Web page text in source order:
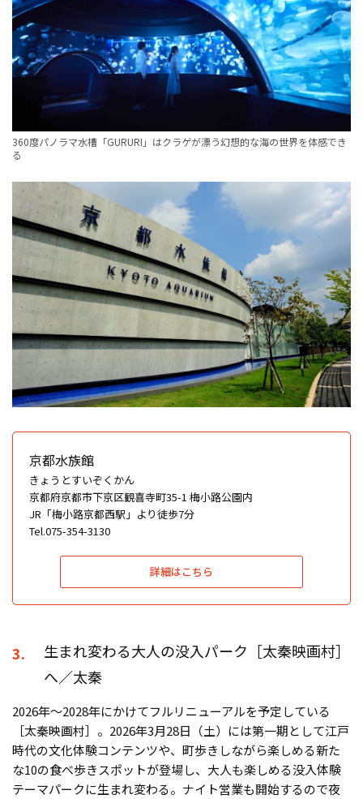
360度パノラマ水槽「GURURI」はクラゲが漂う幻想的な海の世界を体感でき
る
京都水族館
きょうとすいぞくかん
京都府京都市下京区観喜寺町35-1 梅小路公園内
JR「梅小路京都西駅」より徒歩7分
Tel.075-354-3130
詳細はこちら
3.
生まれ変わる大人の没入パーク［太秦映画村］
へ／太秦
2026年〜2028年にかけてフルリニューアルを予定している
［太秦映画村］。2026年3月28日（土）には第一期として江戸
時代の文化体験コンテンツや、町歩きしながら楽しめる新た
な10の食べ歩きスポットが登場し、大人も楽しめる没入体験
テーマパークに生まれ変わる。ナイト営業も開始するので夜